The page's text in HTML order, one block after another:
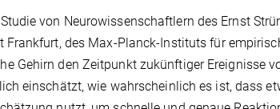
von Neurowissenschaftlern des Ernst
Frankfurt, des Max-Planck-Instituts für
Gehirn den Zeitpunkt zukünftiger Ereignisse
einschätzt, wie wahrscheinlich es ist, dass